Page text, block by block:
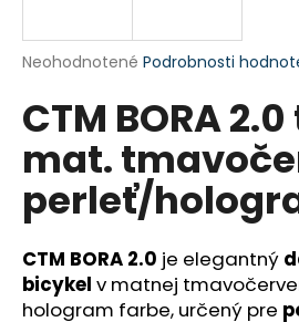
Priemerné
produktu
je
5
hviezdičiek.
Neohodnotené Podrobnosti
CTM BORA
mat.
perleť/
CTM BORA 2.0 je elegantný
bicykel v matnej
hologram farbe, určený pre
j
ť
?
HĽADAŤ